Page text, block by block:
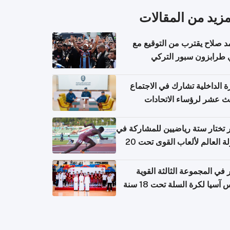
من المقالات
صلاح يقترب من التوقيع مع
طرابزون سبور التركي
الداخلية تشارك في الاجتماع
عشر لرؤساء الاتحادات
تختار ستة رياضيين للمشاركة في
بطولة العالم لألعاب القوى تحت 20
المجموعة الثالثة القوية
آسيا لكرة السلة تحت 18 سنة